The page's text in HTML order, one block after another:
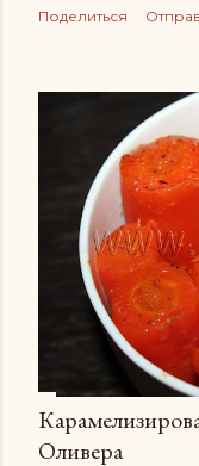
Поделиться
Оливера